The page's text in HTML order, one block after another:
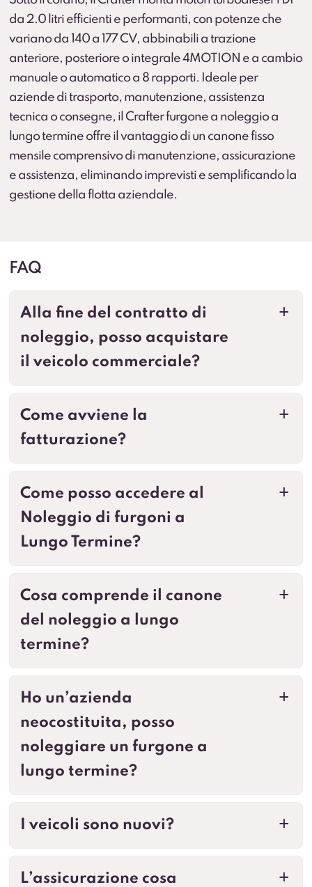
da 2.0 litri efficienti e performanti, con potenze che
variano da 140 a 177 CV, abbinabili a trazione
anteriore, posteriore o integrale 4MOTION e a cambio
manuale o automatico a 8 rapporti. Ideale per
aziende di trasporto, manutenzione, assistenza
tecnica o consegne, il Crafter furgone a noleggio a
lungo termine offre il vantaggio di un canone fisso
mensile comprensivo di manutenzione, assicurazione
e assistenza, eliminando imprevisti e semplificando la
gestione della flotta aziendale.
FAQ
a
Alla fine del contratto di
noleggio, posso acquistare
il veicolo commerciale?
a
Come avviene la
fatturazione?
a
Come posso accedere al
Noleggio di furgoni a
Lungo Termine?
a
Cosa comprende il canone
del noleggio a lungo
termine?
a
Ho un’azienda
neocostituita, posso
noleggiare un furgone a
lungo termine?
a
I veicoli sono nuovi?
a
L’assicurazione cosa